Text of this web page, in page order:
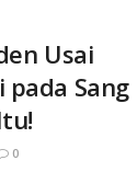
Usai
Sang
0